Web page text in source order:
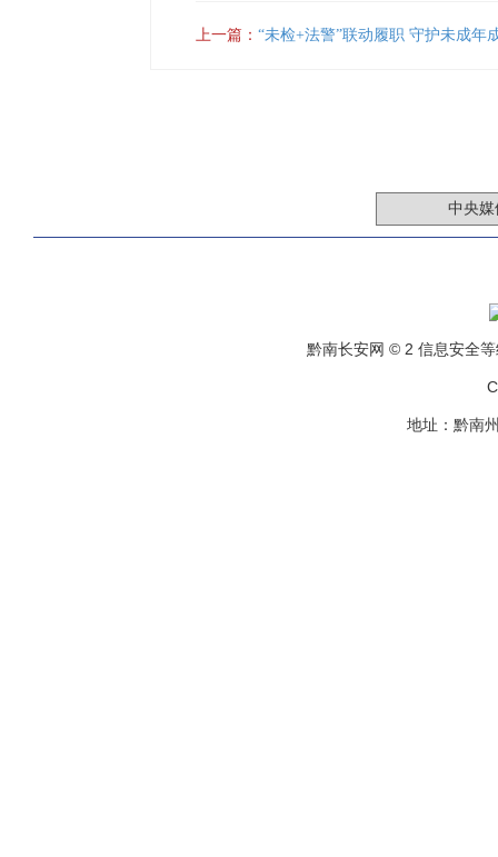
上一篇： “未检+法警”联动履职 守护未成年
黔南长安网 © 2 信息安全
地址：黔南